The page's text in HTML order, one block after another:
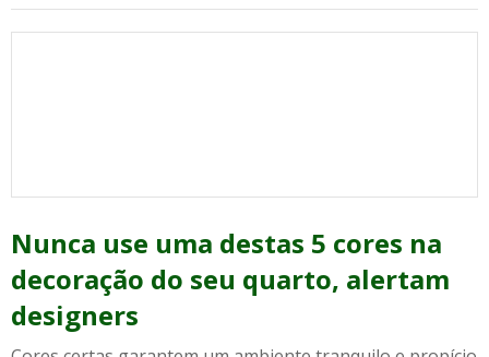
Nunca use uma destas 5 cores na
decoração do seu quarto, alertam
designers